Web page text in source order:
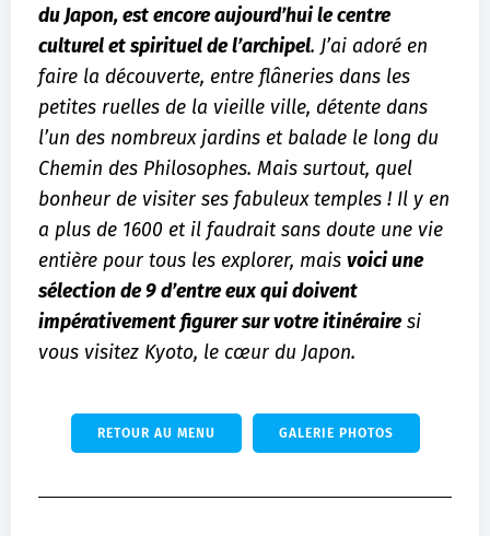
du Japon, est encore aujourd’hui le centre
culturel et spirituel de l’archipel. J’ai adoré en
faire la découverte, entre flâneries dans les
petites ruelles de la vieille ville, détente dans
l’un des nombreux jardins et balade le long du
Chemin des Philosophes. Mais surtout, quel
bonheur de visiter ses fabuleux temples ! Il y en
a plus de 1600 et il faudrait sans doute une vie
entière pour tous les explorer, mais voici une
sélection de 9 d’entre eux qui doivent
impérativement figurer sur votre itinérairesi
vous visitez Kyoto, le cœur du Japon.
RETOUR AU MENU GALERIE PHOTOS